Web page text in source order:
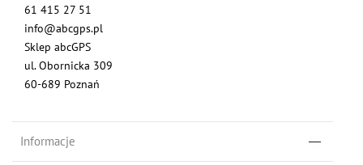
61 415 27 51
info@abcgps.pl
Sklep abcGPS
ul. Obornicka 309
60-689 Poznań
Informacje